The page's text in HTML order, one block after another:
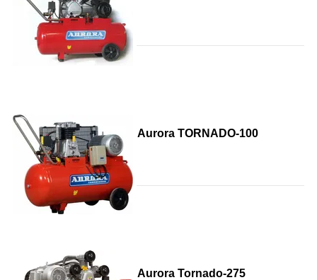
Aurora TORNADO-100
Aurora Tornado-275